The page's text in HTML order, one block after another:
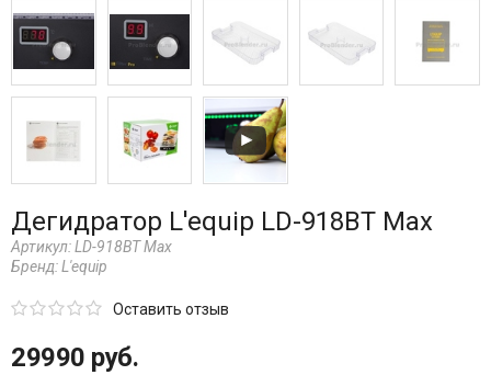
Дегидратор L'equip LD-918BT Max
Артикул:LD-918BT Max
Бренд:L'equip
Оставить отзыв
29990 руб.